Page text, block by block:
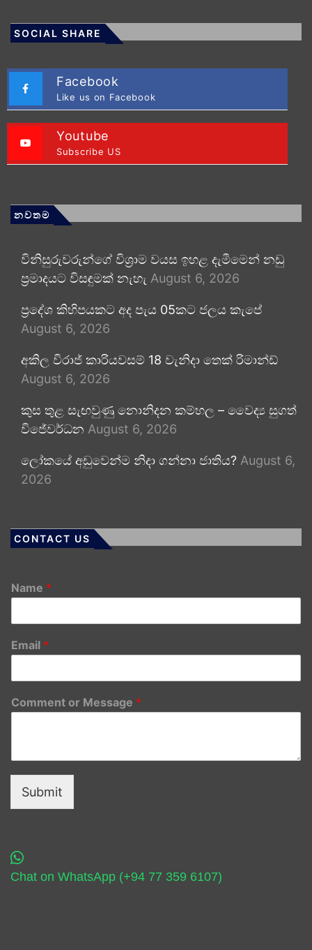
SOCIAL SHARE
Facebook
Like us on Facebook
Youtube
Subscribe US
නවතම
විනිසුරුවරුන්ගේ විශ්‍රාම වයස ඉහළ දැමීමෙන් නඩු
ප්‍රමාදයට විසඳුමක් නැහැ August 6, 2026
ප්‍රදේශ කිහිපයකට අද පැය 05කට ජලය කැපේ
August 6, 2026
අකිල විරාජ් කාරියවසම් 18 වැනිදා තෙක් රිමාන්ඩ්
August 6, 2026
කුස තුළ සැඟවුණු නොනිදන කම්හල – වෛද්‍ය සුගත්
විජේවර්ධන August 6, 2026
ලෝකයේ අඩුවෙන්ම නිදා ගන්නා ජාතිය? August 6,
2026
CONTACT US
Name *
Email *
Comment or Message *
Submit
Chat on WhatsApp (+94 77 359 6107)